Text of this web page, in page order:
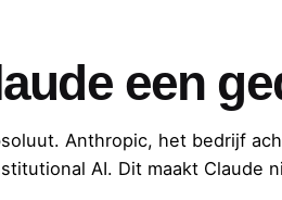
een
Anthropic, het bedrijf
AI. Dit maakt Claude